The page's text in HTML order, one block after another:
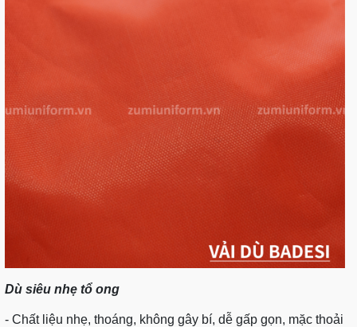
Dù siêu nhẹ tổ ong
- Chất liệu nhẹ, thoáng, không gây bí, dễ gấp gọn, mặc thoải